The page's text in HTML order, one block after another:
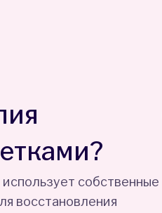
собственные
восстановления